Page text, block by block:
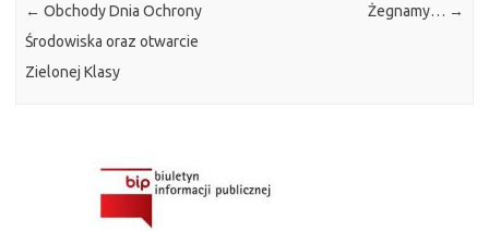
← Obchody Dnia Ochrony
Środowiska oraz otwarcie
Zielonej Klasy
Żegnamy… →